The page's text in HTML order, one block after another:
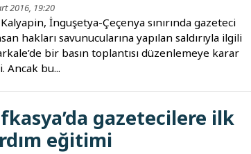
2016, 19:20
İnguşetya-Çeçenya sınırında gazeteci
hakları savunucularına yapılan saldırıyla ilgili
bir basın toplantısı düzenlemeye karar
Ancak bu...
gazetecilere ilk
eğitimi